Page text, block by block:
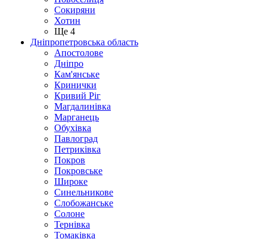
Сокиряни
Хотин
Ще 4
Дніпропетровська область
Апостолове
Дніпро
Кам'янське
Кринички
Кривий Ріг
Магдалинівка
Марганець
Обухівка
Павлоград
Петриківка
Покров
Покровське
Широке
Синельникове
Слобожанське
Солоне
Тернівка
Томаківка